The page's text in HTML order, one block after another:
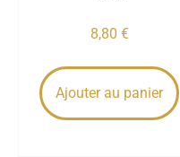
8,80 €
Ajouter au panier